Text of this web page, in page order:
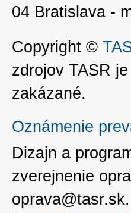
04 Bratislava -
Copyright ©
zdrojov TASR
zakázané.
Oznámenie
Dizajn a
zverejnenie